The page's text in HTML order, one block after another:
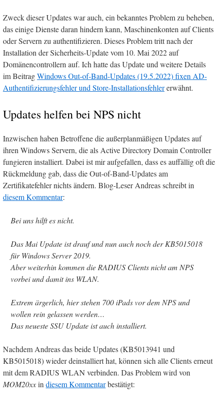
Zweck dieser Updates war auch, ein bekanntes Problem zu beheben,
das einige Dienste daran hindern kann, Maschinenkonten auf Clients
oder Servern zu authentifizieren. Dieses Problem tritt nach der
Installation der Sicherheits-Update vom 10. Mai 2022 auf
Domänencontrollern auf. Ich hatte das Update und weitere Details
im BeitragWindows Out-of-Band-Updates (19.5.2022) fixen AD-
Authentifizierungsfehler und Store-Installationsfehlererwähnt.
Updates helfen bei NPS nicht
Inzwischen haben Betroffene die außerplanmäßigen Updates auf
ihren Windows Servern, die als Active Directory Domain Controller
fungieren installiert. Dabei ist mir aufgefallen, dass es auffällig oft die
Rückmeldung gab, dass die Out-of-Band-Updates am
Zertifikatefehler nichts ändern. Blog-Leser Andreas schreibt in
diesem Kommentar:
Bei uns hilft es nicht.
Das Mai Update ist drauf und nun auch noch der KB5015018
für ​Windows Server 2019.
Aber weiterhin kommen die RADIUS Clients nicht am NPS
vorbei und damit ins WLAN.
Extrem ärgerlich, hier stehen 700 iPads vor dem NPS und
wollen rein gelassen werden…
Das neueste SSU Update ist auch installiert.
Nachdem Andreas das beide Updates (KB5013941 und
KB5015018) wieder deinstalliert hat, können sich alle Clients erneut
mit dem RADIUS WLAN verbinden. Das Problem wird von
MOM20xxindiesem Kommentarbestätigt: